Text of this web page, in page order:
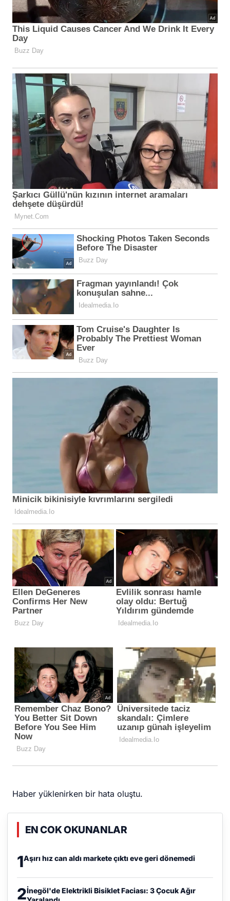
Haber yüklenirken bir hata oluştu.
EN COK OKUNANLAR
1Aşırı hız can aldı markete çıktı eve geri dönemedi
2İnegöl'de Elektrikli Bisiklet Faciası: 3 Çocuk Ağır